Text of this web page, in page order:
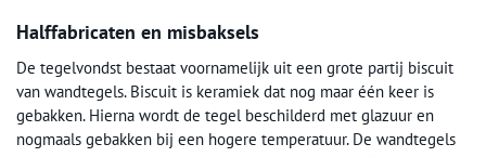
Halffabricaten en misbaksels
De tegelvondst bestaat voornamelijk uit een grote partij biscuit
van wandtegels. Biscuit is keramiek dat nog maar één keer is
gebakken. Hierna wordt de tegel beschilderd met glazuur en
nogmaals gebakken bij een hogere temperatuur. De wandtegels